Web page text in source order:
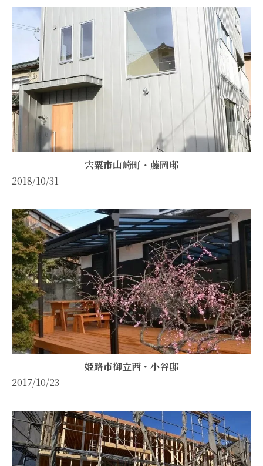
宍粟市山崎町・藤岡邸
2018/10/31
姫路市御立西・小谷邸
2017/10/23